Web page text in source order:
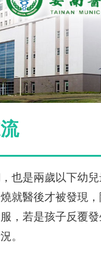
也是兩歲以下幼
就醫後才被發現
，若是孩子反覆
。